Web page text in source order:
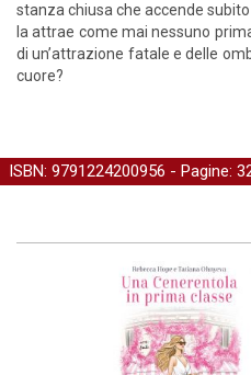
stanza chiusa che accende
la attrae come mai nessuno
di un’attrazione fatale e delle
cuore?
ISBN: 9791224200956 - Pagine: